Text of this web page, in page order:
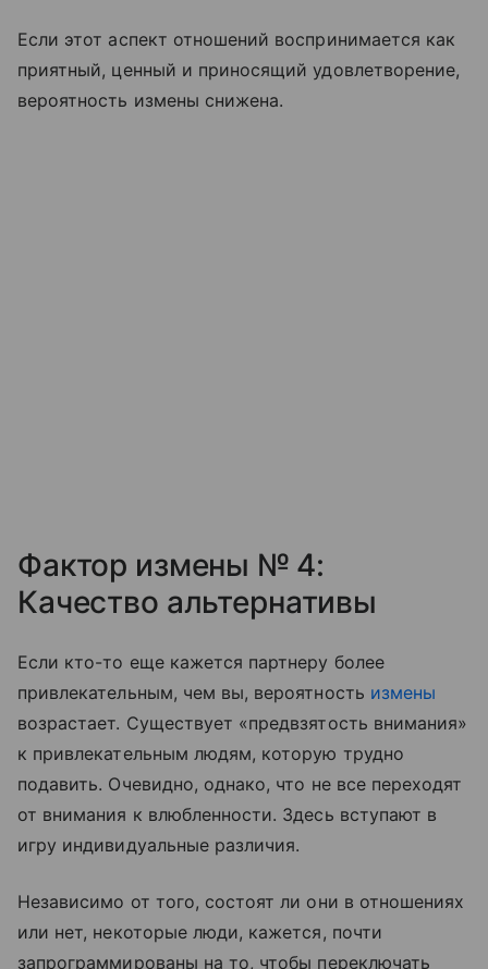
Если этот аспект отношений воспринимается как
приятный, ценный и приносящий удовлетворение,
вероятность измены снижена.
Фактор измены № 4:
Качество альтернативы
Если кто-то еще кажется партнеру более
привлекательным, чем вы, вероятность измены
возрастает. Существует «предвзятость внимания»
к привлекательным людям, которую трудно
подавить. Очевидно, однако, что не все переходят
от внимания к влюбленности. Здесь вступают в
игру индивидуальные различия.
Независимо от того, состоят ли они в отношениях
или нет, некоторые люди, кажется, почти
запрограммированы на то, чтобы переключать